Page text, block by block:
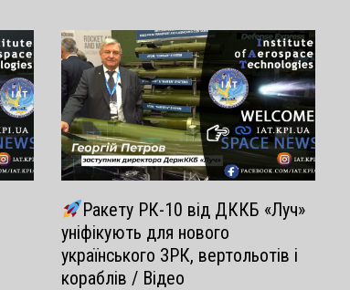
Ракету РК-10 від ДККБ «Луч»
уніфікують для нового
українського ЗРК, вертольотів і
кораблів / Відео